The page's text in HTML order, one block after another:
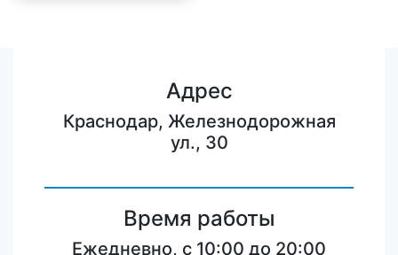
Адрес
Краснодар, Железнодорожная
ул., 30
Время работы
Ежедневно, с 10:00 до 20:00